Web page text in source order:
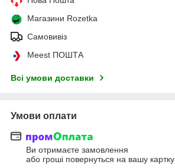
Магазини Rozetka
Самовивіз
Meest ПОШТА
Всі умови доставки
Умови оплати
Ви отримаєте замовлення
або гроші повернуться на вашу картку